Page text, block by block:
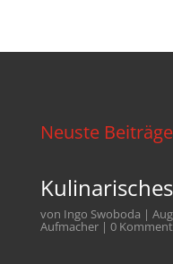
Neuste Beiträge
von Ingo Swoboda |
Aufmacher| 0